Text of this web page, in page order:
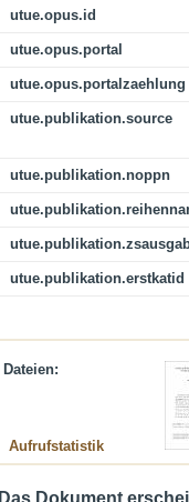
utue.opus.id
utue.opus.portal
utue.opus.portalzaehlung
utue.publikation.source
utue.publikation.noppn
utue.publikation.erstkatid
Dateien:
Aufrufstatistik